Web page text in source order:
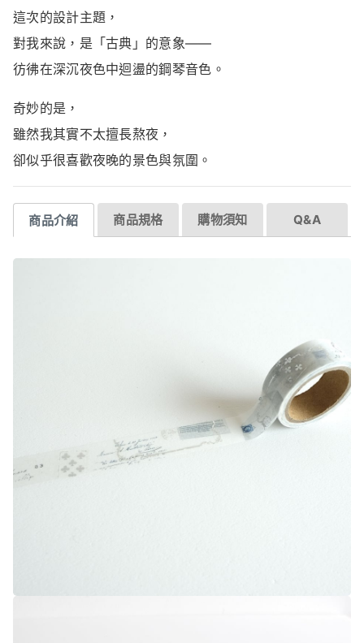
這次的設計主題，
對我來說，是「古典」的意象——
彷彿在深沉夜色中迴盪的鋼琴音色。
奇妙的是，
雖然我其實不太擅長熬夜，
卻似乎很喜歡夜晚的景色與氛圍。
商品介紹 商品規格 購物須知 Q&A